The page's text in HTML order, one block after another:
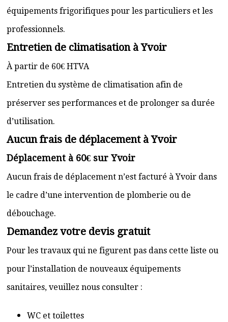
équipements frigorifiques pour les particuliers et les
professionnels.
Entretien de climatisation à Yvoir
À partir de 60€ HTVA
Entretien du système de climatisation afin de
préserver ses performances et de prolonger sa durée
d’utilisation.
Aucun frais de déplacement à Yvoir
Déplacement à 60€ sur Yvoir
Aucun frais de déplacement n’est facturé à Yvoir dans
le cadre d’une intervention de plomberie ou de
débouchage.
Demandez votre devis gratuit
Pour les travaux qui ne figurent pas dans cette liste ou
pour l’installation de nouveaux équipements
sanitaires, veuillez nous consulter :
WC et toilettes